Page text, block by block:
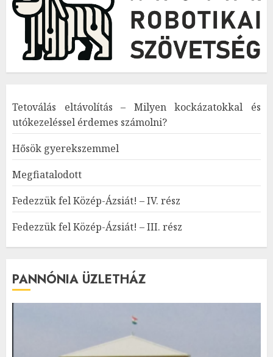
Tetoválás eltávolítás – Milyen kockázatokkal és
utókezeléssel érdemes számolni?
Hősök gyerekszemmel
Megfiatalodott
Fedezzük fel Közép-Ázsiát! – IV. rész
Fedezzük fel Közép-Ázsiát! – III. rész
PANNÓNIA ÜZLETHÁZ